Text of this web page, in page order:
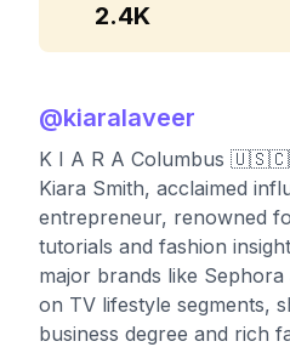
2.4K
@kiaralaveer
K I A R A Columbus
Kiara Smith, acclaimed
entrepreneur, renowned
tutorials and fashion
major brands like
on TV lifestyle segments,
business degree and rich